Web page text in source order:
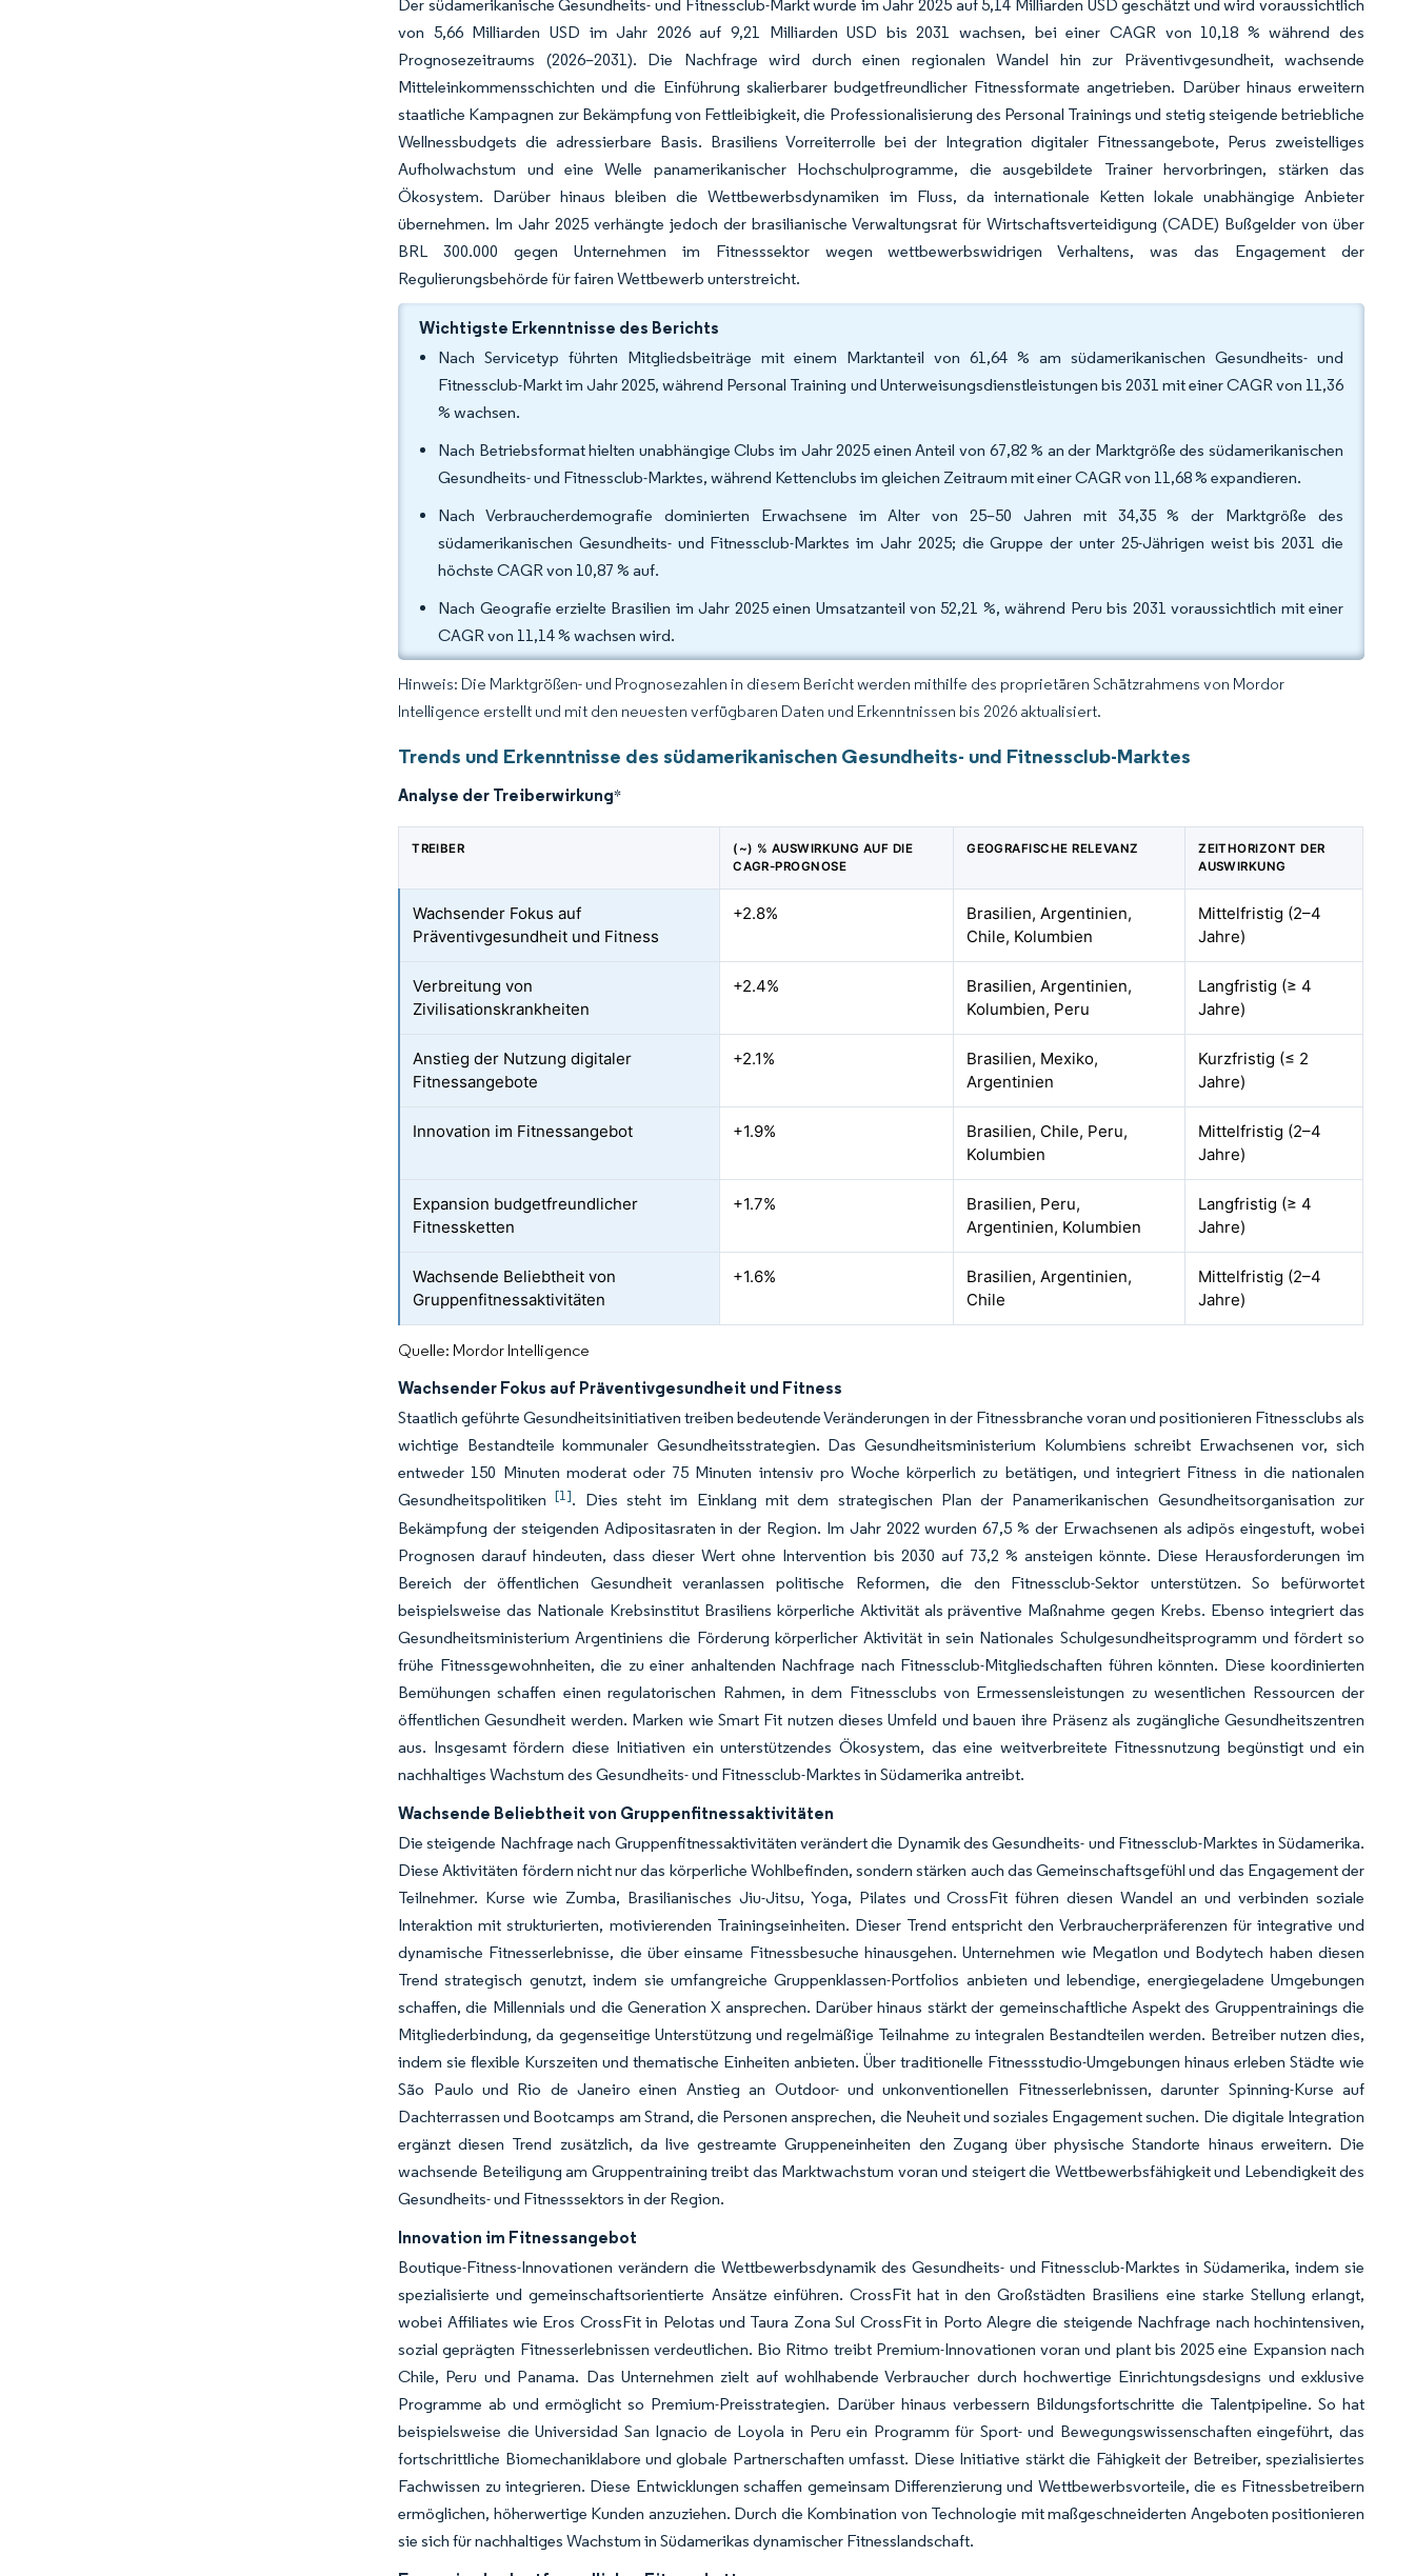
Der südamerikanische Gesundheits- und Fitnessclub-Markt wurde im Jahr 2025 auf 5,14 Milliarden USD geschätzt und wird voraussichtlich
von 5,66 Milliarden USD im Jahr 2026 auf 9,21 Milliarden USD bis 2031 wachsen, bei einer CAGR von 10,18 % während des
Prognosezeitraums (2026–2031). Die Nachfrage wird durch einen regionalen Wandel hin zur Präventivgesundheit, wachsende
Mitteleinkommensschichten und die Einführung skalierbarer budgetfreundlicher Fitnessformate angetrieben. Darüber hinaus erweitern
staatliche Kampagnen zur Bekämpfung von Fettleibigkeit, die Professionalisierung des Personal Trainings und stetig steigende betriebliche
Wellnessbudgets die adressierbare Basis. Brasiliens Vorreiterrolle bei der Integration digitaler Fitnessangebote, Perus zweistelliges
Aufholwachstum und eine Welle panamerikanischer Hochschulprogramme, die ausgebildete Trainer hervorbringen, stärken das
Ökosystem. Darüber hinaus bleiben die Wettbewerbsdynamiken im Fluss, da internationale Ketten lokale unabhängige Anbieter
übernehmen. Im Jahr 2025 verhängte jedoch der brasilianische Verwaltungsrat für Wirtschaftsverteidigung (CADE) Bußgelder von über
BRL 300.000 gegen Unternehmen im Fitnesssektor wegen wettbewerbswidrigen Verhaltens, was das Engagement der
Regulierungsbehörde für fairen Wettbewerb unterstreicht.
Wichtigste Erkenntnisse des Berichts
Nach Servicetyp führten Mitgliedsbeiträge mit einem Marktanteil von 61,64 % am südamerikanischen Gesundheits- und
Fitnessclub-Markt im Jahr 2025, während Personal Training und Unterweisungsdienstleistungen bis 2031 mit einer CAGR von 11,36
% wachsen.
Nach Betriebsformat hielten unabhängige Clubs im Jahr 2025 einen Anteil von 67,82 % an der Marktgröße des südamerikanischen
Gesundheits- und Fitnessclub-Marktes, während Kettenclubs im gleichen Zeitraum mit einer CAGR von 11,68 % expandieren.
Nach Verbraucherdemografie dominierten Erwachsene im Alter von 25–50 Jahren mit 34,35 % der Marktgröße des
südamerikanischen Gesundheits- und Fitnessclub-Marktes im Jahr 2025; die Gruppe der unter 25-Jährigen weist bis 2031 die
höchste CAGR von 10,87 % auf.
Nach Geografie erzielte Brasilien im Jahr 2025 einen Umsatzanteil von 52,21 %, während Peru bis 2031 voraussichtlich mit einer
CAGR von 11,14 % wachsen wird.
Hinweis: Die Marktgrößen- und Prognosezahlen in diesem Bericht werden mithilfe des proprietären Schätzrahmens von Mordor
Intelligence erstellt und mit den neuesten verfügbaren Daten und Erkenntnissen bis 2026 aktualisiert.
Trends und Erkenntnisse des südamerikanischen Gesundheits- und Fitnessclub-Marktes
Analyse der Treiberwirkung*
TREIBER
(~) % AUSWIRKUNG AUF DIE
CAGR-PROGNOSE
GEOGRAFISCHE RELEVANZ
ZEITHORIZONT DER
AUSWIRKUNG
Wachsender Fokus auf
Präventivgesundheit und Fitness
+2.8%
Brasilien, Argentinien,
Chile, Kolumbien
Mittelfristig (2–4
Jahre)
Verbreitung von
Zivilisationskrankheiten
+2.4%
Brasilien, Argentinien,
Kolumbien, Peru
Langfristig (≥ 4
Jahre)
Anstieg der Nutzung digitaler
Fitnessangebote
+2.1%
Brasilien, Mexiko,
Argentinien
Kurzfristig (≤ 2
Jahre)
Innovation im Fitnessangebot +1.9%
Brasilien, Chile, Peru,
Kolumbien
Mittelfristig (2–4
Jahre)
Expansion budgetfreundlicher
Fitnessketten
+1.7%
Brasilien, Peru,
Argentinien, Kolumbien
Langfristig (≥ 4
Jahre)
Wachsende Beliebtheit von
Gruppenfitnessaktivitäten
+1.6%
Brasilien, Argentinien,
Chile
Mittelfristig (2–4
Jahre)
Quelle: Mordor Intelligence
Wachsender Fokus auf Präventivgesundheit und Fitness
Staatlich geführte Gesundheitsinitiativen treiben bedeutende Veränderungen in der Fitnessbranche voran und positionieren Fitnessclubs als
wichtige Bestandteile kommunaler Gesundheitsstrategien. Das Gesundheitsministerium Kolumbiens schreibt Erwachsenen vor, sich
entweder 150 Minuten moderat oder 75 Minuten intensiv pro Woche körperlich zu betätigen, und integriert Fitness in die nationalen
Gesundheitspolitiken[1]. Dies steht im Einklang mit dem strategischen Plan der Panamerikanischen Gesundheitsorganisation zur
Bekämpfung der steigenden Adipositasraten in der Region. Im Jahr 2022 wurden 67,5 % der Erwachsenen als adipös eingestuft, wobei
Prognosen darauf hindeuten, dass dieser Wert ohne Intervention bis 2030 auf 73,2 % ansteigen könnte. Diese Herausforderungen im
Bereich der öffentlichen Gesundheit veranlassen politische Reformen, die den Fitnessclub-Sektor unterstützen. So befürwortet
beispielsweise das Nationale Krebsinstitut Brasiliens körperliche Aktivität als präventive Maßnahme gegen Krebs. Ebenso integriert das
Gesundheitsministerium Argentiniens die Förderung körperlicher Aktivität in sein Nationales Schulgesundheitsprogramm und fördert so
frühe Fitnessgewohnheiten, die zu einer anhaltenden Nachfrage nach Fitnessclub-Mitgliedschaften führen könnten. Diese koordinierten
Bemühungen schaffen einen regulatorischen Rahmen, in dem Fitnessclubs von Ermessensleistungen zu wesentlichen Ressourcen der
öffentlichen Gesundheit werden. Marken wie Smart Fit nutzen dieses Umfeld und bauen ihre Präsenz als zugängliche Gesundheitszentren
aus. Insgesamt fördern diese Initiativen ein unterstützendes Ökosystem, das eine weitverbreitete Fitnessnutzung begünstigt und ein
nachhaltiges Wachstum des Gesundheits- und Fitnessclub-Marktes in Südamerika antreibt.
Wachsende Beliebtheit von Gruppenfitnessaktivitäten
Die steigende Nachfrage nach Gruppenfitnessaktivitäten verändert die Dynamik des Gesundheits- und Fitnessclub-Marktes in Südamerika.
Diese Aktivitäten fördern nicht nur das körperliche Wohlbefinden, sondern stärken auch das Gemeinschaftsgefühl und das Engagement der
Teilnehmer. Kurse wie Zumba, Brasilianisches Jiu-Jitsu, Yoga, Pilates und CrossFit führen diesen Wandel an und verbinden soziale
Interaktion mit strukturierten, motivierenden Trainingseinheiten. Dieser Trend entspricht den Verbraucherpräferenzen für integrative und
dynamische Fitnesserlebnisse, die über einsame Fitnessbesuche hinausgehen. Unternehmen wie Megatlon und Bodytech haben diesen
Trend strategisch genutzt, indem sie umfangreiche Gruppenklassen-Portfolios anbieten und lebendige, energiegeladene Umgebungen
schaffen, die Millennials und die Generation X ansprechen. Darüber hinaus stärkt der gemeinschaftliche Aspekt des Gruppentrainings die
Mitgliederbindung, da gegenseitige Unterstützung und regelmäßige Teilnahme zu integralen Bestandteilen werden. Betreiber nutzen dies,
indem sie flexible Kurszeiten und thematische Einheiten anbieten. Über traditionelle Fitnessstudio-Umgebungen hinaus erleben Städte wie
São Paulo und Rio de Janeiro einen Anstieg an Outdoor- und unkonventionellen Fitnesserlebnissen, darunter Spinning-Kurse auf
Dachterrassen und Bootcamps am Strand, die Personen ansprechen, die Neuheit und soziales Engagement suchen. Die digitale Integration
ergänzt diesen Trend zusätzlich, da live gestreamte Gruppeneinheiten den Zugang über physische Standorte hinaus erweitern. Die
wachsende Beteiligung am Gruppentraining treibt das Marktwachstum voran und steigert die Wettbewerbsfähigkeit und Lebendigkeit des
Gesundheits- und Fitnesssektors in der Region.
Innovation im Fitnessangebot
Boutique-Fitness-Innovationen verändern die Wettbewerbsdynamik des Gesundheits- und Fitnessclub-Marktes in Südamerika, indem sie
spezialisierte und gemeinschaftsorientierte Ansätze einführen. CrossFit hat in den Großstädten Brasiliens eine starke Stellung erlangt,
wobei Affiliates wie Eros CrossFit in Pelotas und Taura Zona Sul CrossFit in Porto Alegre die steigende Nachfrage nach hochintensiven,
sozial geprägten Fitnesserlebnissen verdeutlichen. Bio Ritmo treibt Premium-Innovationen voran und plant bis 2025 eine Expansion nach
Chile, Peru und Panama. Das Unternehmen zielt auf wohlhabende Verbraucher durch hochwertige Einrichtungsdesigns und exklusive
Programme ab und ermöglicht so Premium-Preisstrategien. Darüber hinaus verbessern Bildungsfortschritte die Talentpipeline. So hat
beispielsweise die Universidad San Ignacio de Loyola in Peru ein Programm für Sport- und Bewegungswissenschaften eingeführt, das
fortschrittliche Biomechaniklabore und globale Partnerschaften umfasst. Diese Initiative stärkt die Fähigkeit der Betreiber, spezialisiertes
Fachwissen zu integrieren. Diese Entwicklungen schaffen gemeinsam Differenzierung und Wettbewerbsvorteile, die es Fitnessbetreibern
ermöglichen, höherwertige Kunden anzuziehen. Durch die Kombination von Technologie mit maßgeschneiderten Angeboten positionieren
sie sich für nachhaltiges Wachstum in Südamerikas dynamischer Fitnesslandschaft.